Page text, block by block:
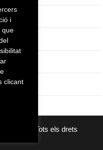
- Tots els drets
i
que
clicant